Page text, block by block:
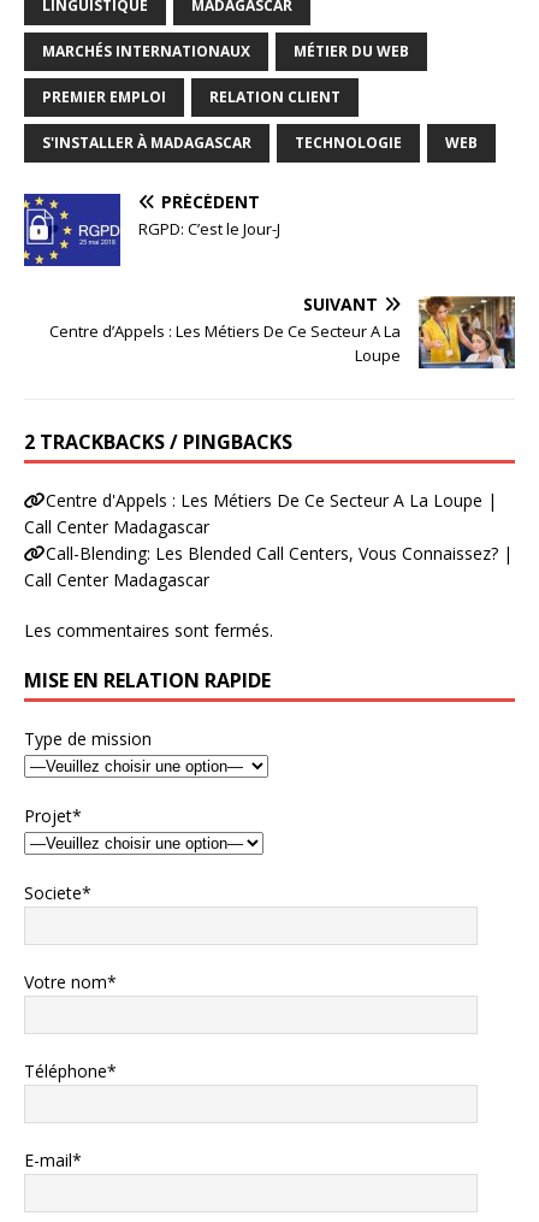
LINGUISTIQUE MADAGASCAR
MARCHÉS INTERNATIONAUX MÉTIER DU WEB
PREMIER EMPLOI RELATION CLIENT
S'INSTALLER À MADAGASCAR TECHNOLOGIE WEB
PRÉCÉDENT
RGPD: C’est le Jour-J
SUIVANT
Centre d’Appels : Les Métiers De Ce Secteur A La
Loupe
2 TRACKBACKS / PINGBACKS
Centre d'Appels : Les Métiers De Ce Secteur A La Loupe |
Call Center Madagascar
Call-Blending: Les Blended Call Centers, Vous Connaissez? |
Call Center Madagascar
Les commentaires sont fermés.
MISE EN RELATION RAPIDE
Type de mission
Projet*
Societe*
Votre nom*
Téléphone*
E-mail*